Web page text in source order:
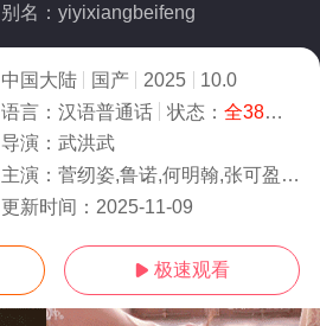
别名：yiyixiangbeifeng
中国大陆 国产 2025
10.0
语言： 汉语普通话 状态： 全38集
导演： 武洪武
主演： 菅纫姿,鲁诺,何明翰,张可盈,林家川
更新时间： 2025-11-09
 极速观看